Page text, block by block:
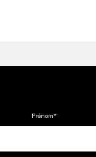
Prénom*